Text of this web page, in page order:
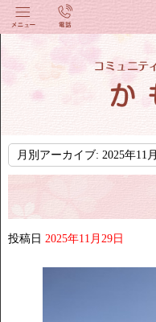
月別アーカイブ: 2025年11月
投稿日 2025年11月29日